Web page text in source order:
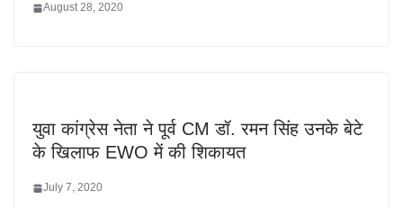
August 28, 2020
युवा कांग्रेस नेता ने पूर्व CM डॉ. रमन सिंह उनके बेटे
के खिलाफ EWO में की शिकायत
July 7, 2020